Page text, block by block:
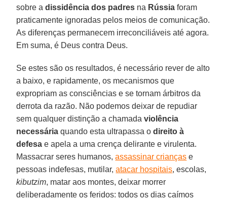
sobre adissidência dos padres na Rússia foram
praticamente ignoradas pelos meios de comunicação.
As diferenças permanecem irreconciliáveis até agora.
Em suma, é Deus contra Deus.
Se estes são os resultados, é necessário rever de alto
a baixo, e rapidamente, os mecanismos que
expropriam as consciências e se tornam árbitros da
derrota da razão. Não podemos deixar de repudiar
sem qualquer distinção a chamadaviolência
necessária quando esta ultrapassa odireito à
defesa e apela a uma crença delirante e virulenta.
Massacrar seres humanos,assassinar crianças e
pessoas indefesas, mutilar,atacar hospitais, escolas,
kibutzim, matar aos montes, deixar morrer
deliberadamente os feridos: todos os dias caímos